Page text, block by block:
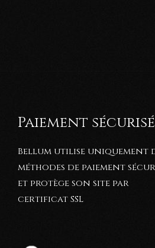
Paiement sécurisé
Bellum utilise uniquement
méthodes de paiement
et protège son site par
certificat SSL